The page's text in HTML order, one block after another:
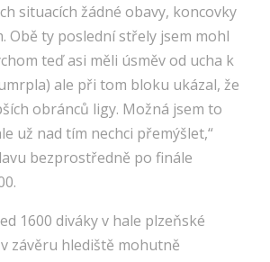
situacích žádné obavy, koncovky
Obě ty poslední střely jsem mohl
teď asi měli úsměv od ucha k
ale při tom bloku ukázal, že
obránců ligy. Možná jsem to
už nad tím nechci přemýšlet,“
bezprostředně po finále
1600 diváky v hale plzeňské
závěru hlediště mohutně